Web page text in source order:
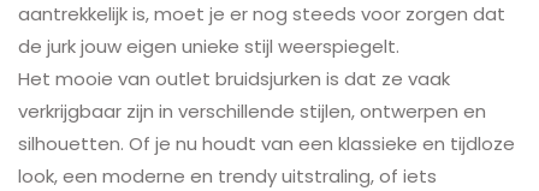
aantrekkelijk is, moet je er nog steeds voor zorgen dat
de jurk jouw eigen unieke stijl weerspiegelt.
Het mooie van outlet bruidsjurken is dat ze vaak
verkrijgbaar zijn in verschillende stijlen, ontwerpen en
silhouetten. Of je nu houdt van een klassieke en tijdloze
look, een moderne en trendy uitstraling, of iets